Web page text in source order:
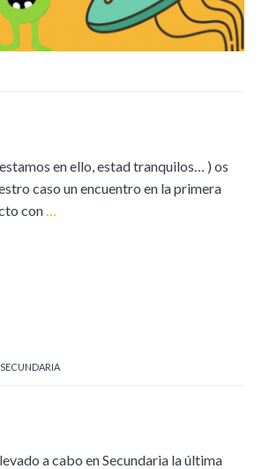
en ello, estad tranquilos… ) os
caso un encuentro en la primera
con…
SECUNDARIA
a cabo en Secundaria la última